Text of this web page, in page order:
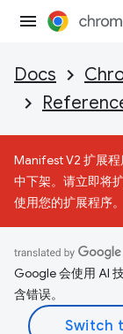
Docs
Manifest V2 扩展
中下架。请立即将
使用您的扩展程序。
Google 会使用 AI
含错误。